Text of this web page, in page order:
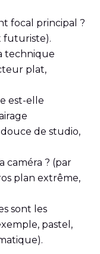
focal principal ?
futuriste).
technique
plat,
est-elle
de studio,
caméra ? (par
plan extrême,
sont les
pastel,